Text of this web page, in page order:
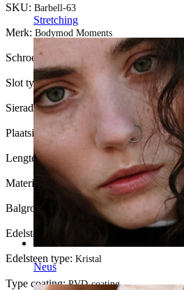
Stretching
Neus
SKU: Barbell-63
Merk: Bodymod Moments
Schroefdraad dikte: 1,2 mm
Slot type:Externe schroefdraad
Sieraden type:Recht staafje
Plaatsing: Tragus
Lengte:6 mm
Materiaal: Chirurgisch staal
Balgrootte:
Edelsteen kleur:
Edelsteen type: Kristal
Type coating:PVD-coating